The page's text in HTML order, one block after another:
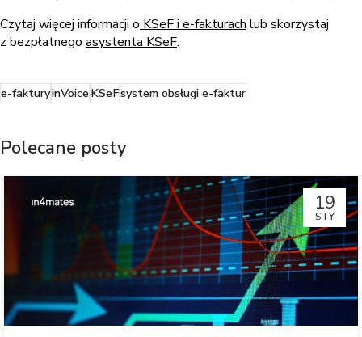
Czytaj więcej informacji o KSeF i e-fakturach lub skorzystaj
z bezpłatnego asystenta KSeF.
e-fakturyinVoiceKSeFsystem obsługi e-faktur
Polecane posty
19
STY